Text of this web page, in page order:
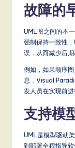
S
o
ft
w
故障的
UML图之间的不
强制保持一致性
误，从而减少后期
例如，如果顺序
息，Visual
发人员在实现前进
支持模
UML是模型驱动
到部署全程指导